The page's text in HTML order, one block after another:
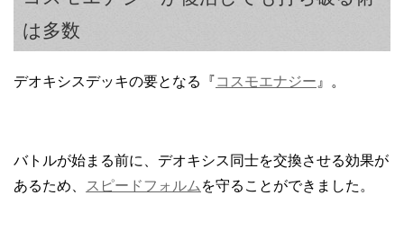
は多数
デオキシスデッキの要となる『コスモエナジー 』。
バトルが始まる前に、デオキシス同士を交換させる効果が
あるため、
スピードフォルム を守ることができました。